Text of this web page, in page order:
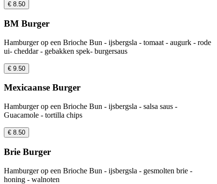
€ 8.50
BM Burger
Hamburger op een Brioche Bun - ijsbergsla - tomaat - augurk - rode
ui- cheddar - gebakken spek- burgersaus
€ 9.50
Mexicaanse Burger
Hamburger op een Brioche Bun - ijsbergsla - salsa saus -
Guacamole - tortilla chips
€ 8.50
Brie Burger
Hamburger op een Brioche Bun - ijsbergsla - gesmolten brie -
honing - walnoten